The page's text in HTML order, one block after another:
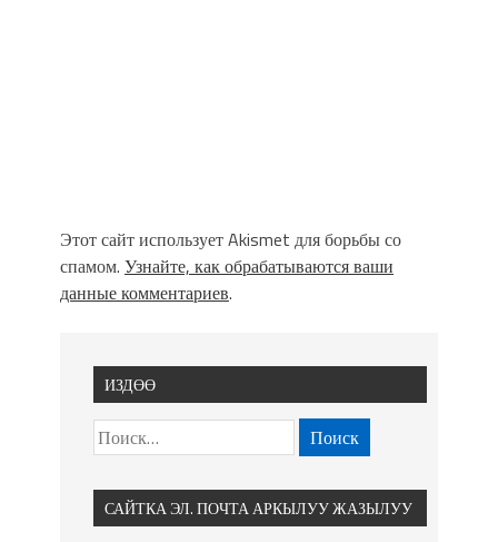
Этот сайт использует Akismet для борьбы со
спамом. Узнайте, как обрабатываются ваши
данные комментариев.
ИЗДӨӨ
САЙТКА ЭЛ. ПОЧТА АРКЫЛУУ ЖАЗЫЛУУ